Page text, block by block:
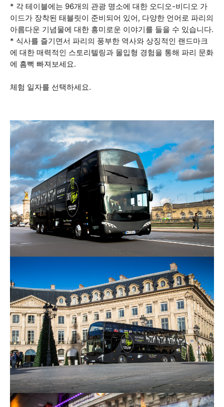
* 각 테이블에는 96개의 관광 명소에 대한 오디오-비디오 가
이드가 장착된 태블릿이 준비되어 있어, 다양한 언어로 파리의
아름다운 기념물에 대한 흥미로운 이야기를 들을 수 있습니다.
* 식사를 즐기면서 파리의 풍부한 역사와 상징적인 랜드마크
에 대한 매력적인 스토리텔링과 몰입형 경험을 통해 파리 문화
에 흠뻑 빠져보세요.
체험 일자를 선택하세요.